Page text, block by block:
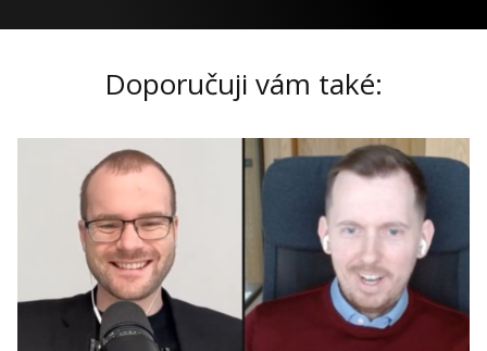
Doporučuji vám také: